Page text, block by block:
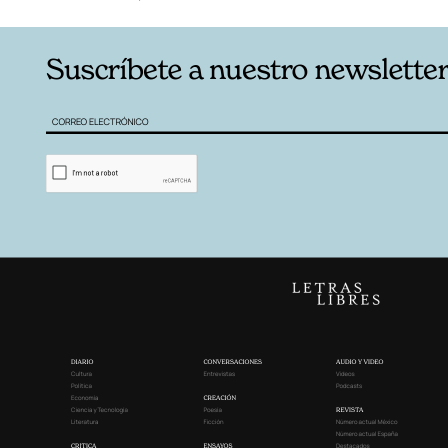
Suscríbete a nuestro
DIARIO
Cultura
Política
Economía
Ciencia y Tecnología
Literatura
CRITICA
CONVERSACIONES
Entrevistas
CREACIÓN
Poesía
Ficción
ENSAYOS
AUDIO Y VIDEO
Videos
Podcasts
REVISTA
Número actual México
Número actual España
Destacados